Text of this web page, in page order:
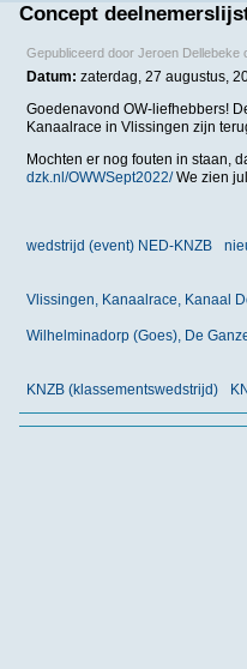
Concept
Gepubliceerd door Jeroen Dellebeke
Datum: zaterdag, 27 augustus,
Goedenavond OW-liefhebbers!
Kanaalrace in Vlissingen zijn
Mochten er nog fouten in staan,
dzk.nl/OWWSept2022/We zien
wedstrijd (event) NED-KNZB
Vlissingen, Kanaalrace, Kanaal
Wilhelminadorp (Goes), De
KNZB (klassementswedstrijd)